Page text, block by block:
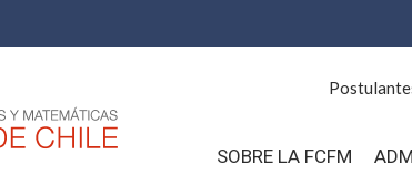
SOBRE LA FCFM